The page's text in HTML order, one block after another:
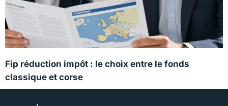
Fip réduction impôt : le choix entre le fonds
classique et corse